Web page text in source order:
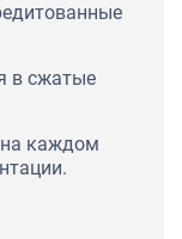
в сжатые
на каждом